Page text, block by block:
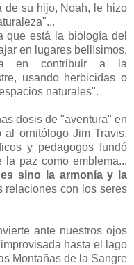
de su hijo, Noah, le hizo
que está la biología del
en lugares bellísimos,
en contribuir a la
usando herbicidas o
naturales".
dosis de "aventura" en
ornitólogo Jim Travis,
y pedagogos fundó
paz como emblema...
sino la armonía y la
relaciones con los seres
ante nuestros ojos
hasta el lago
Montañas de la Sangre